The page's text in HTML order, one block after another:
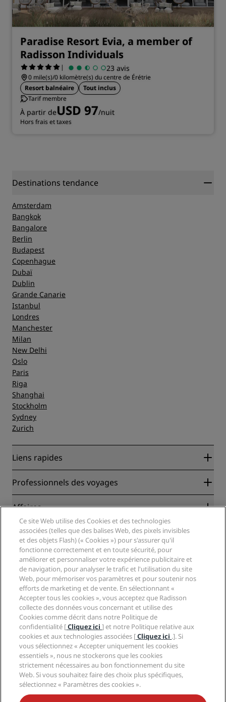
Paradise Resort Evia, a member of
Radisson Individuals
| 23 avis
0 mile(s)/0 kilomètre(s) du centre de Érétrie
Resort balnéaire
Tout inclus
Tarif membre
À partir deUSD 97/nuit
Hors frais et taxes
Destinations tendance
Amsterdam
Bangkok
Bangalore
Berlin
Budapest
Copenhague
Dubaï
Dublin
Grande Canarie
Istanbul
Londres
Manchester
Milan
New Delhi
Oslo
Paris
Riga
Shanghai
Stockholm
Sydney
Zurich
Liens rapides
Radisson Rewards
Blog
Nouveaux et futurs hôtels
Application Radisson Hotels
Hôtels adaptés aux sportifs
Hôtels adaptés aux Familles
Santé et sécurité
Professionnels des voyages
Partenaires
Agents de voyages
Affaires
Radisson Hotel Group
Médias
Carrières RHG
Carrières PPHE
Carrières EHL
The Club by RHG
Opportunités de développement
Entreprise responsable
Approvisionnement
Légal
Centre de confidentialité
Mentions légales
Conditions générales Radisson Rewards
Contrat d’utilisation du site
Accessibilité numérique
Déclaration sur l’esclavage moderne
Aide
Avis aux consommateurs
Contact
FAQ
Plan du site
Médias sociaux
Marques Radisson Hotels
NE MANQUEZ AUCUNE DE NOS OFFRES LES PLUS
Ce site Web utilise des Cookies et des technologies
associées (telles que des balises Web, des pixels invisibles
et des objets Flash) (« Cookies ») pour s'assurer qu'il
fonctionne correctement et en toute sécurité, pour
améliorer et personnaliser votre expérience publicitaire et
de navigation, pour analyser le trafic et l'utilisation du site
Web, pour mémoriser vos paramètres et pour soutenir nos
efforts de marketing et de vente. En sélectionnant «
Accepter tous les cookies », vous acceptez que Radisson
collecte des données vous concernant et utilise des
Cookies comme décrit dans notre Politique de
confidentialité [Cliquez ici] et notre Politique relative aux
cookies et aux technologies associées [Cliquez ici .]. Si
vous sélectionnez « Accepter uniquement les cookies
essentiels », nous ne stockerons que les cookies
strictement nécessaires au bon fonctionnement du site
Web. Si vous souhaitez faire des choix plus spécifiques,
sélectionnez « Paramètres des cookies ».